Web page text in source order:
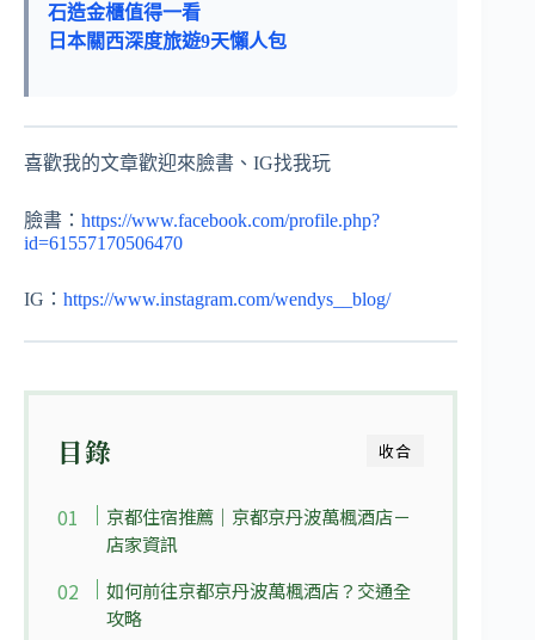
石造金櫃值得一看
日本關西深度旅遊9天懶人包
喜歡我的文章歡迎來臉書、IG找我玩
臉書： https://www.facebook.com/profile.php?
id=61557170506470
IG： https://www.instagram.com/wendys__blog/
收合
目錄
京都住宿推薦｜京都京丹波萬楓酒店－
店家資訊
如何前往京都京丹波萬楓酒店？交通全
攻略